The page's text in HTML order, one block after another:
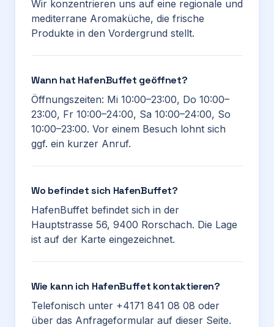
Wir konzentrieren uns auf eine regionale und
mediterrane Aromaküche, die frische
Produkte in den Vordergrund stellt.
Wann hat HafenBuffet geöffnet?
Öffnungszeiten: Mi 10:00–23:00, Do 10:00–
23:00, Fr 10:00–24:00, Sa 10:00–24:00, So
10:00–23:00. Vor einem Besuch lohnt sich
ggf. ein kurzer Anruf.
Wo befindet sich HafenBuffet?
HafenBuffet befindet sich in der
Hauptstrasse 56, 9400 Rorschach. Die Lage
ist auf der Karte eingezeichnet.
Wie kann ich HafenBuffet kontaktieren?
Telefonisch unter +4171 841 08 08 oder
über das Anfrageformular auf dieser Seite.